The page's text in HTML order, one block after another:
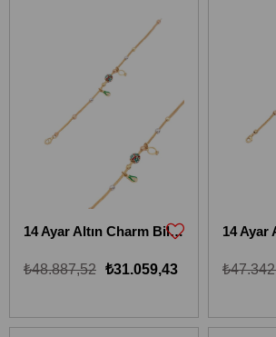
14 Ayar Altın Charm Bileklik 14KBLKİ19
₺31.059,43
₺48.887,52